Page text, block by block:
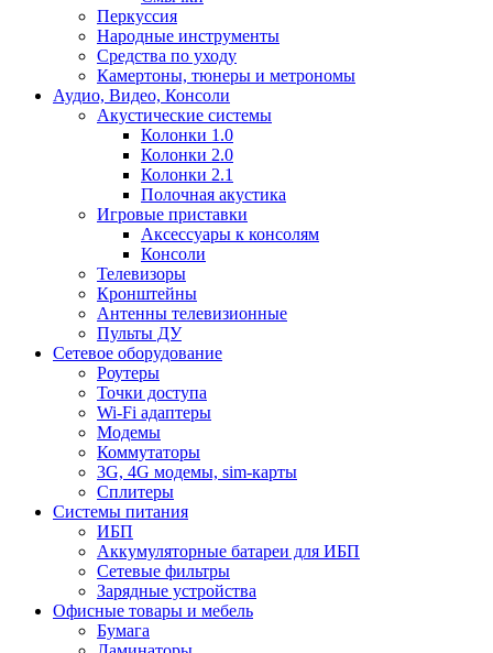
Перкуссия
Народные инструменты
Средства по уходу
Камертоны, тюнеры и метрономы
Аудио, Видео, Консоли
Акустические системы
Колонки 1.0
Колонки 2.0
Колонки 2.1
Полочная акустика
Игровые приставки
Аксессуары к консолям
Консоли
Телевизоры
Кронштейны
Антенны телевизионные
Пульты ДУ
Сетевое оборудование
Роутеры
Точки доступа
Wi-Fi адаптеры
Модемы
Коммутаторы
3G, 4G модемы, sim-карты
Сплитеры
Системы питания
ИБП
Аккумуляторные батареи для ИБП
Сетевые фильтры
Зарядные устройства
Офисные товары и мебель
Бумага